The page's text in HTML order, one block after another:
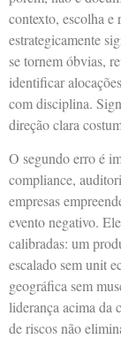
contexto, escolha e
estrategicamente
se tornem óbvias,
identificar
com disciplina.
direção clara
O segundo erro é
compliance,
empresas
evento negativo.
calibradas: um
escalado sem unit
geográfica sem
liderança acima da
de riscos não